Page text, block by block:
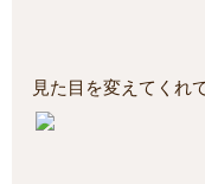
見た目を変えてくれ